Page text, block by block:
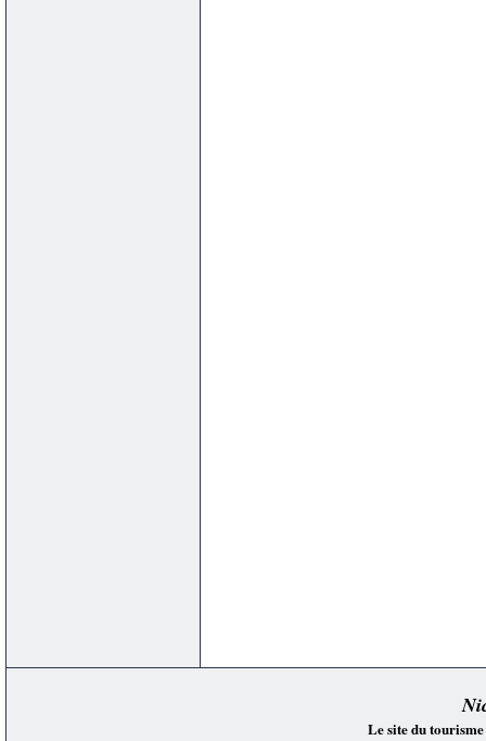
Le site du